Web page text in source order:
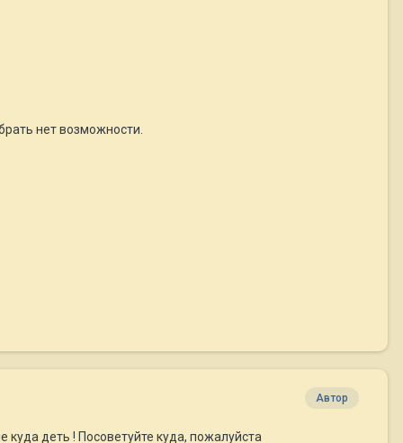
нет возможности.
Автор
деть ! Посоветуйте куда, пожалуйста